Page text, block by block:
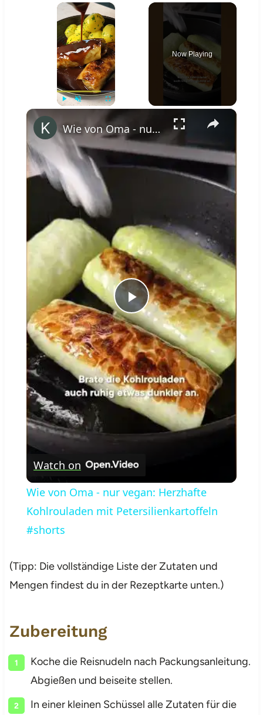
×
Now Playing
×
Play
Video
Wie von Oma - nur vegan: Herzhafte Kohlrouladen mit Petersilienkartoffeln #shorts
Watch on
Wie von Oma - nur vegan: Herzhafte
Kohlrouladen mit Petersilienkartoffeln
#shorts
(Tipp: Die vollständige Liste der Zutaten und
Mengen findest du in der Rezeptkarte unten.)
Zubereitung
Koche die Reisnudeln nach Packungsanleitung.
Abgießen und beiseite stellen.
In einer kleinen Schüssel alle Zutaten für die